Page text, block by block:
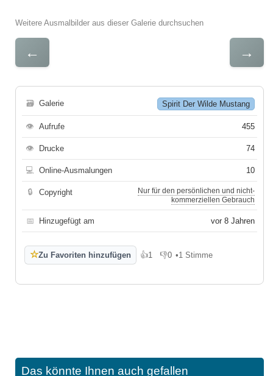
Weitere Ausmalbilder aus dieser Galerie durchsuchen
← →
🗃 Galerie Spirit Der Wilde Mustang
👁 Aufrufe 455
👁 Drucke 74
💻 Online-Ausmalungen 10
🔒 Copyright
Nur für den persönlichen und nicht-
kommerziellen Gebrauch
📅 Hinzugefügt am vor 8 Jahren
☆Zu Favoriten hinzufügen 👍1
Gefällt mir
👎0
Gefällt mir nicht
•1 Stimme
Das könnte Ihnen auch gefallen